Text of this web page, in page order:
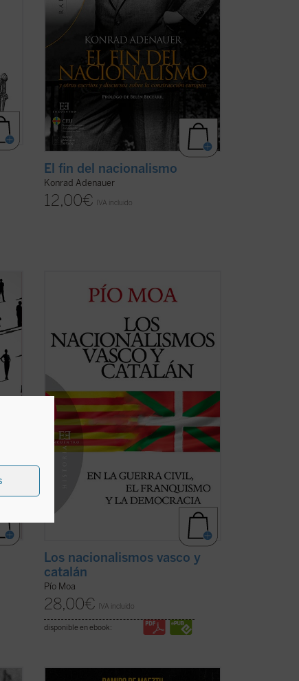
El fin del nacionalismo
Konrad Adenauer
12,00€ IVA incluido
Este libro aspira a disolver en lo posible
las brumas de ignorancia en que se viene
desenvolviendo la política española con
respecto a la cuestión del separatismo.
«Es crítica, innovadora e introduce un
chorro de aire fresco en una zona ...
Los nacionalismos vasco y
catalán
Pío Moa
28,00€ IVA incluido
disponible en ebook: